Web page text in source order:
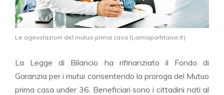
Le agevolazioni del mutuo prima casa (Lamiapartitaiva.it)
La Legge di Bilancio ha rifinanziato il Fondo di
Garanzia per i mutui consentendo la proroga del Mutuo
prima casa under 36. Beneficiari sono i cittadini nati al